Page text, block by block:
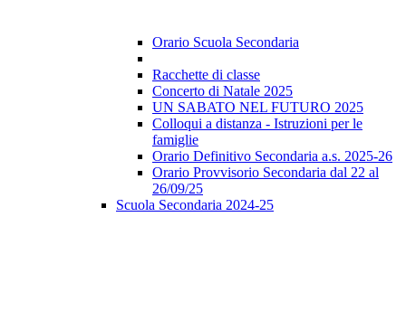
Orario Scuola Secondaria
Racchette di classe
Concerto di Natale 2025
UN SABATO NEL FUTURO 2025
Colloqui a distanza - Istruzioni per le
famiglie
Orario Definitivo Secondaria a.s. 2025-26
Orario Provvisorio Secondaria dal 22 al
26/09/25
Scuola Secondaria 2024-25